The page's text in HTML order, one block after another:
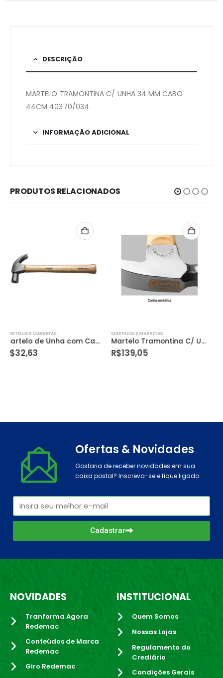
DESCRIÇÃO
MARTELO TRAMONTINA C/ UNHA 34 MM CABO
44CM 40370/034
INFORMAÇÃO ADICIONAL
PRODUTOS RELACIONADOS
MARTELOS E MARRETAS
R$139,05
MARTELOS E MARRETAS
R$44,35
Ofertas & Novidades
Gostaria de receber novidades em sua
caixa postal? Inscreva-se e fique ligado.
Cadastrar
NOVIDADES
Tranforma Agora
Redemac
Conteúdos de Marca
Redemac
Giro Redemac
INSTITUCIONAL
Quem Somos
Nossas Lojas
Regulamento do
Crediário
Condições Gerais